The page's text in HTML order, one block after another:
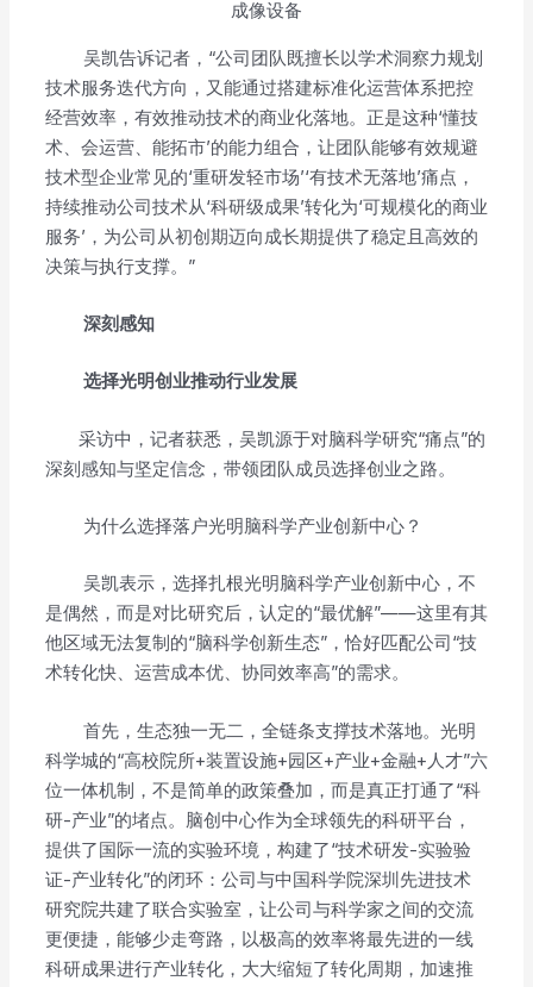
成像设备
吴凯告诉记者，“公司团队既擅长以学术洞察力规划
技术服务迭代方向，又能通过搭建标准化运营体系把控
经营效率，有效推动技术的商业化落地。正是这种‘懂技
术、会运营、能拓市’的能力组合，让团队能够有效规避
技术型企业常见的‘重研发轻市场’‘有技术无落地’痛点，
持续推动公司技术从‘科研级成果’转化为‘可规模化的商业
服务’，为公司从初创期迈向成长期提供了稳定且高效的
决策与执行支撑。”
深刻感知
选择光明创业推动行业发展
采访中，记者获悉，吴凯源于对脑科学研究“痛点”的
深刻感知与坚定信念，带领团队成员选择创业之路。
为什么选择落户光明脑科学产业创新中心？
吴凯表示，选择扎根光明脑科学产业创新中心，不
是偶然，而是对比研究后，认定的“最优解”——这里有其
他区域无法复制的“脑科学创新生态”，恰好匹配公司“技
术转化快、运营成本优、协同效率高”的需求。
首先，生态独一无二，全链条支撑技术落地。光明
科学城的“高校院所+装置设施+园区+产业+金融+人才”六
位一体机制，不是简单的政策叠加，而是真正打通了“科
研-产业”的堵点。脑创中心作为全球领先的科研平台，
提供了国际一流的实验环境，构建了“技术研发-实验验
证-产业转化”的闭环：公司与中国科学院深圳先进技术
研究院共建了联合实验室，让公司与科学家之间的交流
更便捷，能够少走弯路，以极高的效率将最先进的一线
科研成果进行产业转化，大大缩短了转化周期，加速推